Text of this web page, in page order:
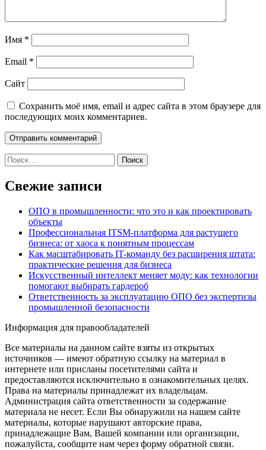
Имя *
Email *
Сайт
Сохранить моё имя, email и адрес сайта в этом браузере для
последующих моих комментариев.
Найти:
Свежие записи
ОПО в промышленности: что это и как проектировать
объекты
Профессиональная ITSM-платформа для растущего
бизнеса: от хаоса к понятным процессам
Как масштабировать IT-команду без расширения штата:
практические решения для бизнеса
Искусственный интеллект меняет моду: как технологии
помогают выбирать гардероб
Ответственность за эксплуатацию ОПО без экспертизы
промышленной безопасности
Информация для правообладателей
Все материалы на данном сайте взяты из открытых
источников — имеют обратную ссылку на материал в
интернете или присланы посетителями сайта и
предоставляются исключительно в ознакомительных целях.
Права на материалы принадлежат их владельцам.
Администрация сайта ответственности за содержание
материала не несет. Если Вы обнаружили на нашем сайте
материалы, которые нарушают авторские права,
принадлежащие Вам, Вашей компании или организации,
пожалуйста, сообщите нам через форму обратной связи.